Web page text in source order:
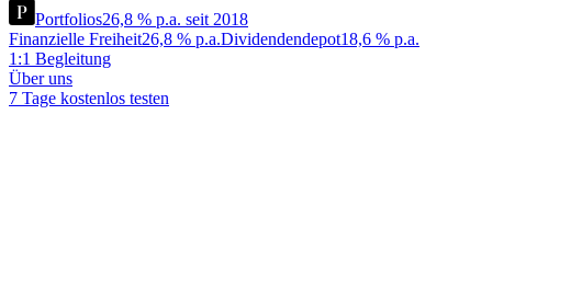
Portfolios26,8 % p.a. seit 2018
Finanzielle Freiheit26,8 % p.a.Dividendendepot18,6 % p.a.
1:1 Begleitung
Über uns
7 Tage kostenlos testen